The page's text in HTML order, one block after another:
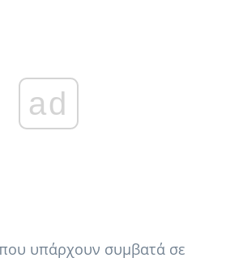
ad
υπάρχουν συμβατά σε